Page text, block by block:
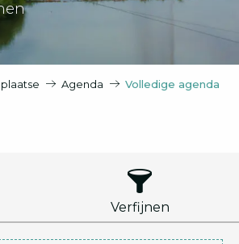
Agenda Volledige agenda
Verfijnen